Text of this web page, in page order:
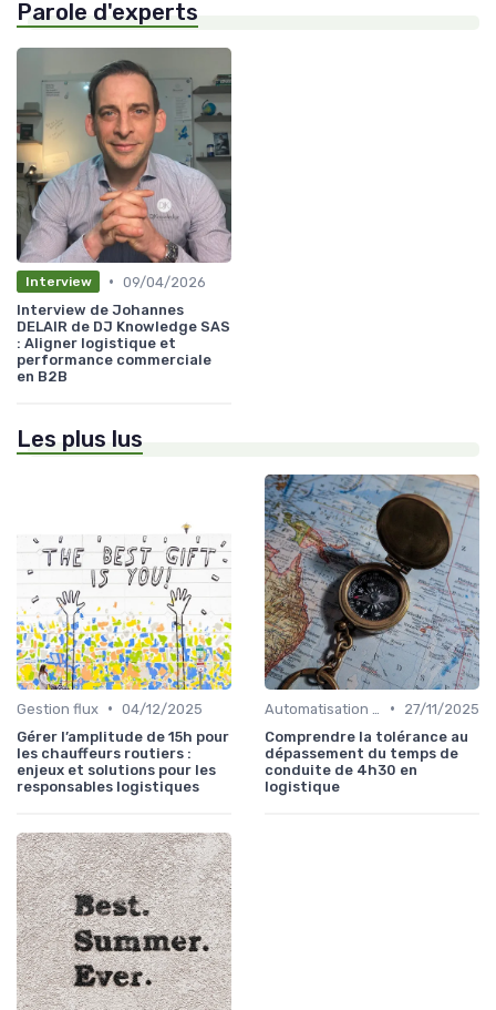
Parole d'experts
Interview • 09/04/2026
Interview de Johannes
DELAIR de DJ Knowledge SAS
: Aligner logistique et
performance commerciale
en B2B
Les plus lus
Gestion flux • 04/12/2025
Gérer l’amplitude de 15h pour
les chauffeurs routiers :
enjeux et solutions pour les
responsables logistiques
•
27/11/2025
Comprendre la tolérance au
dépassement du temps de
conduite de 4h30 en
logistique